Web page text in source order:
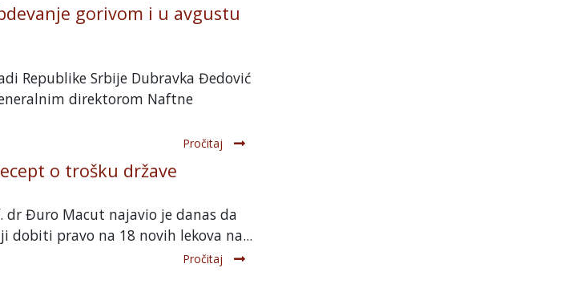
gorivom i u avgustu
Republike Srbije Dubravka Đedović
direktorom Naftne
Pročitaj
o trošku države
dr Đuro Macut najavio je danas da
dobiti pravo na 18 novih lekova na...
Pročitaj